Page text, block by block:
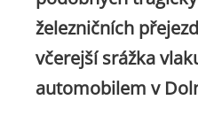
železničních
včerejší srážka
automobilem v